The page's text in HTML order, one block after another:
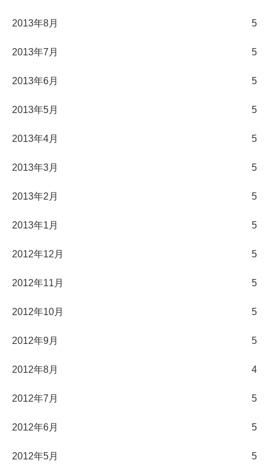
2013年8月 5
2013年7月 5
2013年6月 5
2013年5月 5
2013年4月 5
2013年3月 5
2013年2月 5
2013年1月 5
2012年12月 5
2012年11月 5
2012年10月 5
2012年9月 5
2012年8月 4
2012年7月 5
2012年6月 5
2012年5月 5